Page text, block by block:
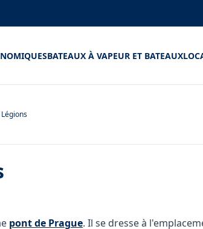
BATEAUX À VAPEUR ET BATEAUX
pont de Prague. Il se dresse à